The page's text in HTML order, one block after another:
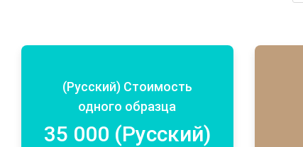
(Русский) Стоимость
одного образца
35 000 (Русский)